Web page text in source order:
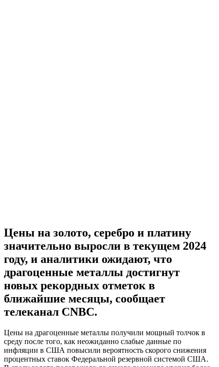
Цены на золото, серебро и платину
значительно выросли в текущем 2024
году, и аналитики ожидают, что
драгоценные металлы достигнут
новых рекордных отметок в
ближайшие месяцы, сообщает
телеканал CNBC.
Цены на драгоценные металлы получили мощный толчок в
среду после того, как неожиданно слабые данные по
инфляции в США повысили вероятность скорого снижения
процентных ставок Федеральной резервной системой США.